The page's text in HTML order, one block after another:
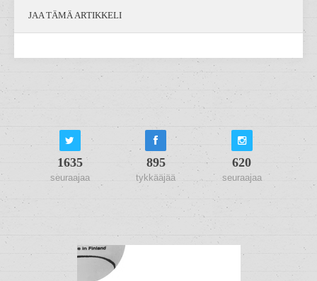
JAA TÄMÄ ARTIKKELI
1635
seuraajaa
895
tykkääjää
620
seuraajaa